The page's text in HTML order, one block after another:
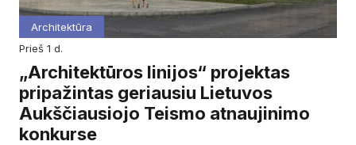
Architektūra
prieš 1 d.
„Architektūros linijos“ projektas
pripažintas geriausiu Lietuvos
Aukščiausiojo Teismo atnaujinimo
konkurse